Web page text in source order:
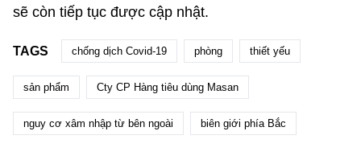
sẽ còn tiếp tục được cập nhật.
TAGS chống dịch Covid-19 phòng thiết yếu
sản phẩm Cty CP Hàng tiêu dùng Masan
nguy cơ xâm nhập từ bên ngoài biên giới phía Bắc